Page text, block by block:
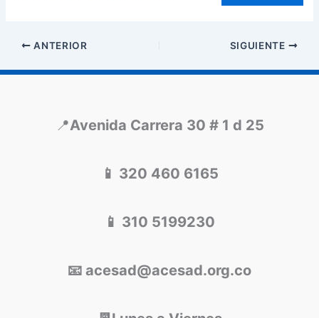
ANTERIOR SIGUIENTE
📍Avenida Carrera 30 # 1 d 25
📱 320 460 6165
📱 310 5199230
📧 acesad@acesad.org.co